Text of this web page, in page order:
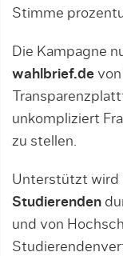
Stimme
Die Kampagne
wahlbrief.de von
unkompliziert
zu stellen.
Unterstützt wird
Studierenden
und von